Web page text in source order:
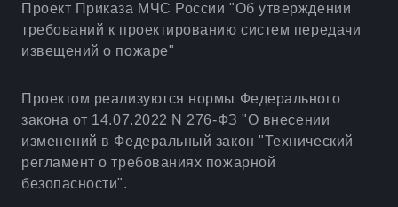
Проект Приказа МЧС России "Об утверждении
требований к проектированию систем передачи
извещений о пожаре"
Проектом реализуются нормы Федерального
закона от 14.07.2022 N 276-ФЗ "О внесении
изменений в Федеральный закон "Технический
регламент о требованиях пожарной
безопасности".